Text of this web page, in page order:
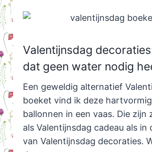
Valentijnsdag
dat geen water nodig
Een geweldig alternatief
boeket vind ik deze
ballonnen in een vaas. Die zijn
als Valentijnsdag cadeau als in
van Valentijnsdag decoraties.